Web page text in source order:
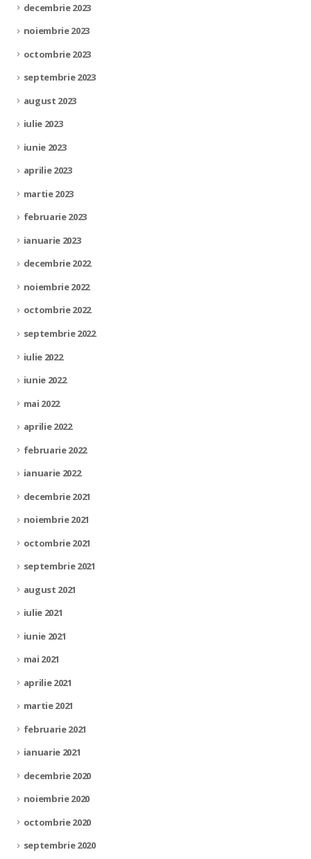
decembrie 2023
noiembrie 2023
octombrie 2023
septembrie 2023
august 2023
iulie 2023
iunie 2023
aprilie 2023
martie 2023
februarie 2023
ianuarie 2023
decembrie 2022
noiembrie 2022
octombrie 2022
septembrie 2022
iulie 2022
iunie 2022
mai 2022
aprilie 2022
februarie 2022
ianuarie 2022
decembrie 2021
noiembrie 2021
octombrie 2021
septembrie 2021
august 2021
iulie 2021
iunie 2021
mai 2021
aprilie 2021
martie 2021
februarie 2021
ianuarie 2021
decembrie 2020
noiembrie 2020
octombrie 2020
septembrie 2020